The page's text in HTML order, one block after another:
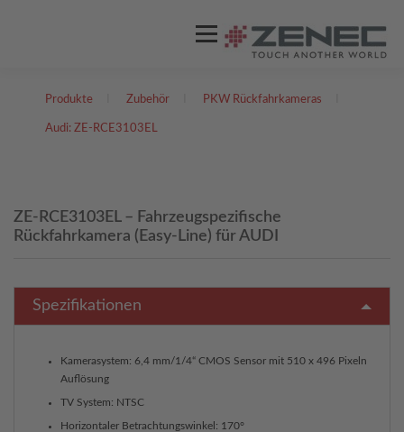
Menü
ZENEC PRODUKTE VIDEOS
DEUTSCH
Englisch
Produkte Zubehör PKW Rückfahrkameras
Audi: ZE-RCE3103EL
ZE-RCE3103EL – Fahrzeugspezifische
Rückfahrkamera (Easy-Line) für AUDI
Spezifikationen
Kamerasystem: 6,4 mm/1/4“ CMOS Sensor mit 510 x 496 Pixeln
Auflösung
TV System: NTSC
Horizontaler Betrachtungswinkel: 170°